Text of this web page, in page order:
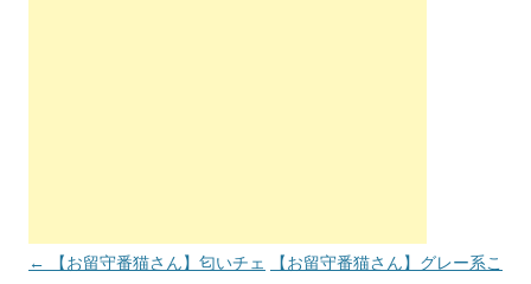
投稿ナビゲーション
←
【お留守番猫さん】匂いチェ
【お留守番猫さん】グレー系こ